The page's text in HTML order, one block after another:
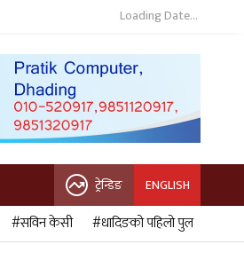
Loading Date...
ट्रेन्डिङ ENGLISH
#सविन केसी #धादिङको पहिलो पुल